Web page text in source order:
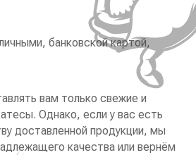
банковской картой,
вам только свежие и
Однако, если у вас есть
доставленной продукции, мы
качества или вернём